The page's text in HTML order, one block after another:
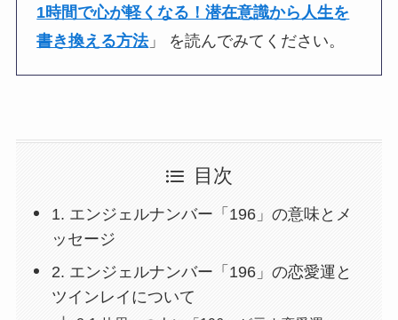
1時間で心が軽くなる！潜在意識から人生を
書き換える方法」 を読んでみてください。
目次
1. エンジェルナンバー「196」の意味とメ
ッセージ
2. エンジェルナンバー「196」の恋愛運と
ツインレイについて